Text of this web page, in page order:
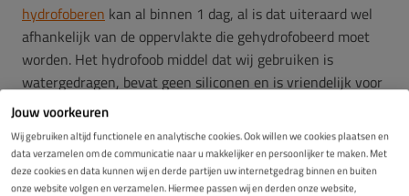
Jouw voorkeuren
Wij gebruiken altijd functionele en analytische cookies. Ook willen we cookies plaatsen en
data verzamelen om de communicatie naar u makkelijker en persoonlijker te maken. Met
deze cookies en data kunnen wij en derde partijen uw internetgedrag binnen en buiten
onze website volgen en verzamelen. Hiermee passen wij en derden onze website,
hydrofoberen kan al binnen 1 dag, al is dat uiteraard wel
afhankelijk van de oppervlakte die gehydrofobeerd moet
worden. Het hydrofoob middel dat wij gebruiken is
watergedragen, bevat geen siliconen en is vriendelijk voor
het milieu. En ook zandstralen is een milieuvriendelijke
keuze. Het enige afval is namelijk water, vermengd met
het straalmiddel. Uiteraard dragen we tijdens de
uitvoering zorg voor het milieu en de omgeving.